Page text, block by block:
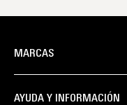
MARCAS
AYUDA Y INFORMACIÓN